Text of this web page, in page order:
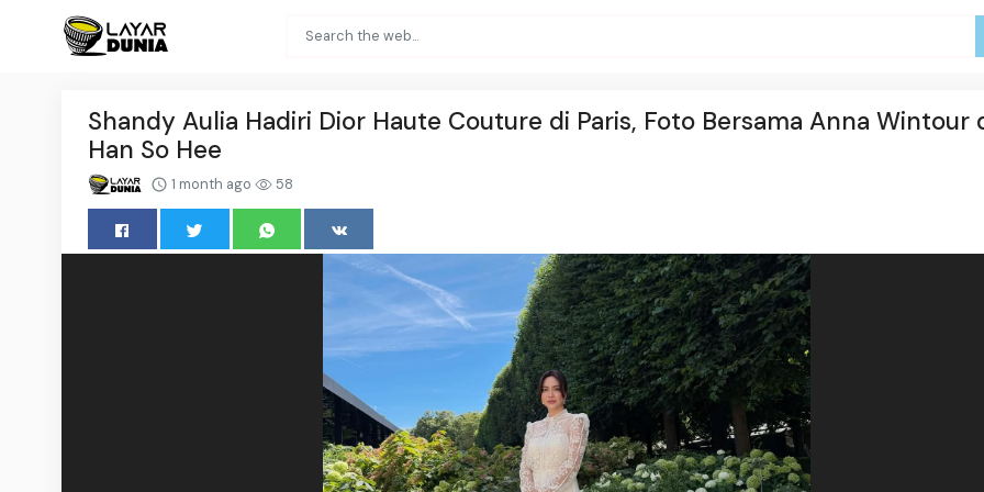
Shandy Aulia Hadiri Dior Haute Couture di Paris, Foto Bersama Anna Wintour
Han So Hee
1 month ago 58